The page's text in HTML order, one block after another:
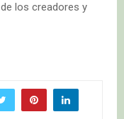
los creadores y